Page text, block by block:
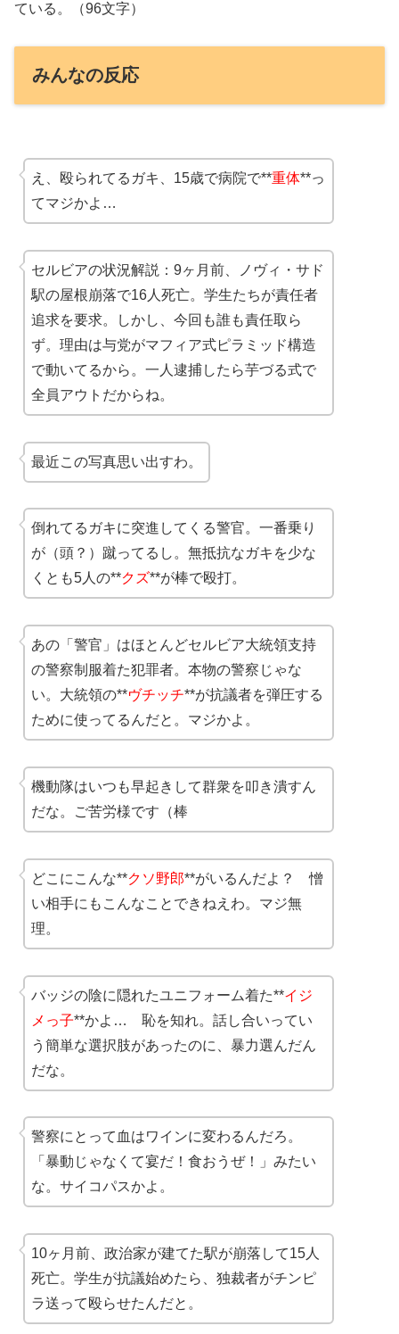
ている。（96文字）
みんなの反応
え、殴られてるガキ、15歳で病院で**重体**っ
てマジかよ…
セルビアの状況解説：9ヶ月前、ノヴィ・サド
駅の屋根崩落で16人死亡。学生たちが責任者
追求を要求。しかし、今回も誰も責任取ら
ず。理由は与党がマフィア式ピラミッド構造
で動いてるから。一人逮捕したら芋づる式で
全員アウトだからね。
最近この写真思い出すわ。
倒れてるガキに突進してくる警官。一番乗り
が（頭？）蹴ってるし。無抵抗なガキを少な
くとも5人の**クズ**が棒で殴打。
あの「警官」はほとんどセルビア大統領支持
の警察制服着た犯罪者。本物の警察じゃな
い。大統領の**ヴチッチ**が抗議者を弾圧する
ために使ってるんだと。マジかよ。
機動隊はいつも早起きして群衆を叩き潰すん
だな。ご苦労様です（棒
どこにこんな**クソ野郎**がいるんだよ？ 憎
い相手にもこんなことできねえわ。マジ無
理。
バッジの陰に隠れたユニフォーム着た**イジ
メっ子**かよ… 恥を知れ。話し合いってい
う簡単な選択肢があったのに、暴力選んだん
だな。
警察にとって血はワインに変わるんだろ。
「暴動じゃなくて宴だ！食おうぜ！」みたい
な。サイコパスかよ。
10ヶ月前、政治家が建てた駅が崩落して15人
死亡。学生が抗議始めたら、独裁者がチンピ
ラ送って殴らせたんだと。